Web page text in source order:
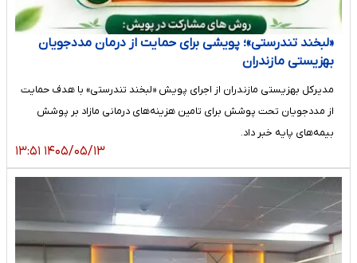
«لبخند تندرستی»؛ پویشی برای حمایت از درمان مددجویان
بهزیستی مازندران
مدیرکل بهزیستی مازندران از اجرای پویش «لبخند تندرستی» با هدف حمایت
از مددجویان تحت پوشش برای تامین هزینه‌های درمانی مازاد بر پوشش
بیمه‌های پایه خبر داد.
۱۴۰۵/۰۵/۱۳ ۱۳:۵۱